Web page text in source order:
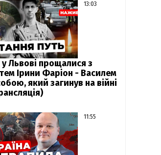
13:03
у Львові прощалися з
Ірини Фаріон - Василем
який загинув на війні
11:55